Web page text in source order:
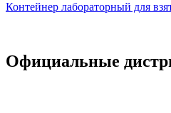
Контейнер лабораторный для
Официальные